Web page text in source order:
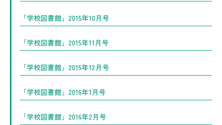
「学校図書館」2015年10月号
「学校図書館」2015年11月号
「学校図書館」2015年12月号
「学校図書館」2016年1月号
「学校図書館」2016年2月号